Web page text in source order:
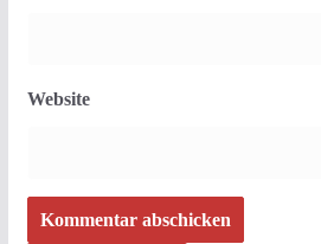
Website